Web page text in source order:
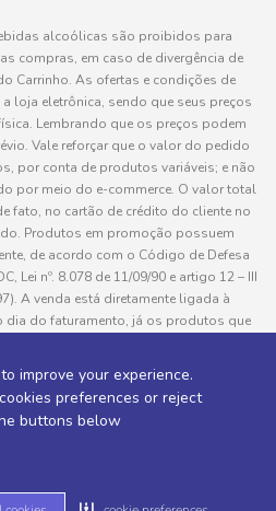
improve your experience.
preferences or reject
buttons below
alcoólicas são proibidos para
compras, em caso de divergência de
Carrinho. As ofertas e condições de
loja eletrônica, sendo que seus preços
Lembrando que os preços podem
Vale reforçar que o valor do pedido
por conta de produtos variáveis; e não
por meio do e-commerce. O valor total
fato, no cartão de crédito do cliente no
Produtos em promoção possuem
de acordo com o Código de Defesa
Lei nº. 8.078 de 11/09/90 e artigo 12 – III
A venda está diretamente ligada à
do faturamento, já os produtos que
entregue e o valor do item não será
no site são ilustrativas, podendo haver
e todos os pedidos estão sujeitos à
“Política de Entregas”